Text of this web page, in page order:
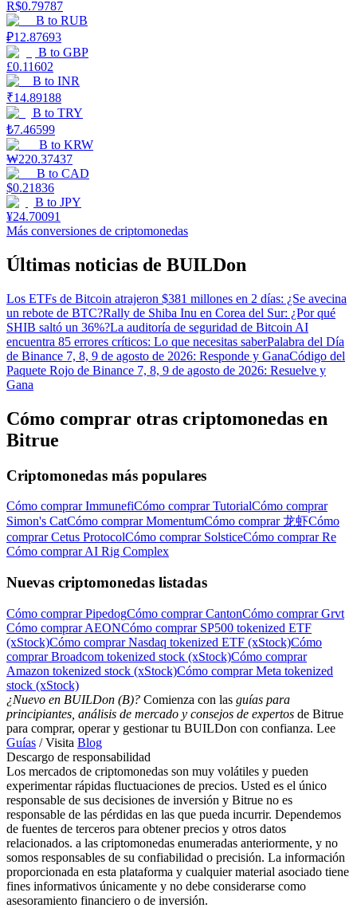
R$0.79787
B to RUB
₽12.87693
B to GBP
£0.11602
B to INR
₹14.89188
B to TRY
₺7.46599
B to KRW
₩220.37437
B to CAD
$0.21836
B to JPY
¥24.70091
Más conversiones de criptomonedas
Últimas noticias de BUILDon
Los ETFs de Bitcoin atrajeron $381 millones en 2 días: ¿Se avecina
un rebote de BTC?Rally de Shiba Inu en Corea del Sur: ¿Por qué
SHIB saltó un 36%?La auditoría de seguridad de Bitcoin AI
encuentra 85 errores críticos: Lo que necesitas saberPalabra del Día
de Binance 7, 8, 9 de agosto de 2026: Responde y GanaCódigo del
Paquete Rojo de Binance 7, 8, 9 de agosto de 2026: Resuelve y
Gana
Cómo comprar otras criptomonedas en
Bitrue
Criptomonedas más populares
Cómo comprar ImmunefiCómo comprar TutorialCómo comprar
Simon's CatCómo comprar MomentumCómo comprar 龙虾Cómo
comprar Cetus ProtocolCómo comprar SolsticeCómo comprar Re
Cómo comprar AI Rig Complex
Nuevas criptomonedas listadas
Cómo comprar PipedogCómo comprar CantonCómo comprar Grvt
Cómo comprar AEONCómo comprar SP500 tokenized ETF
(xStock)Cómo comprar Nasdaq tokenized ETF (xStock)Cómo
comprar Broadcom tokenized stock (xStock)Cómo comprar
Amazon tokenized stock (xStock)Cómo comprar Meta tokenized
stock (xStock)
¿Nuevo en BUILDon (B)? Comienza con las guías para
principiantes, análisis de mercado y consejos de expertos de Bitrue
para comprar, operar y gestionar tu BUILDon con confianza. Lee
Guías / Visita Blog
Descargo de responsabilidad
Los mercados de criptomonedas son muy volátiles y pueden
experimentar rápidas fluctuaciones de precios. Usted es el único
responsable de sus decisiones de inversión y Bitrue no es
responsable de las pérdidas en las que pueda incurrir. Dependemos
de fuentes de terceros para obtener precios y otros datos
relacionados. a las criptomonedas enumeradas anteriormente, y no
somos responsables de su confiabilidad o precisión. La información
proporcionada en esta plataforma y cualquier material asociado tiene
fines informativos únicamente y no debe considerarse como
asesoramiento financiero o de inversión.